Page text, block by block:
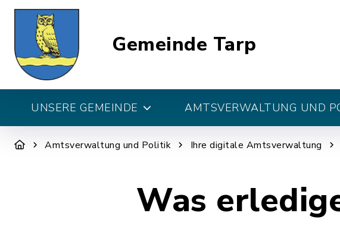
Gemeinde Tarp
UNSERE GEMEINDE AMTSVERWALTUNG UND
Amtsverwaltung und Politik Ihre digitale Amtsverwaltung
Was